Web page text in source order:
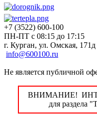
+7 (3522) 600-100
ПН-ПТ с 08:15 до 17:15
г. Курган, ул. Омская, 171д
info@600100.ru
Не является публичной
ВНИМАНИЕ!
для раздела